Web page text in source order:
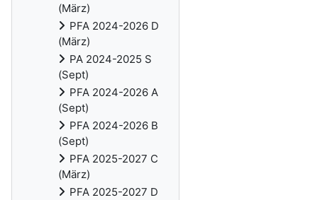
(März)
PFA 2024-2026 D
(März)
PA 2024-2025 S
(Sept)
PFA 2024-2026 A
(Sept)
PFA 2024-2026 B
(Sept)
PFA 2025-2027 C
(März)
PFA 2025-2027 D